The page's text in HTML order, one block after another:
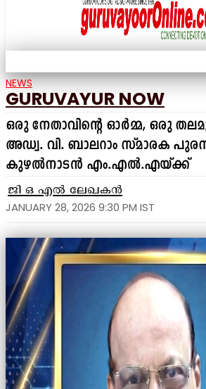
NEWS
GURUVAYUR NOW
ഒരു നേതാവിന്റെ ഓർമ്മ, ഒരു
അഡ്വ. വി. ബാലറാം സ്മാരക
കുഴൽനാടൻ എം.എൽ.എയ്ക്ക്
ജി ഒ എൽ ലേഖകൻ
JANUARY 28, 2026 9:30 PM IST